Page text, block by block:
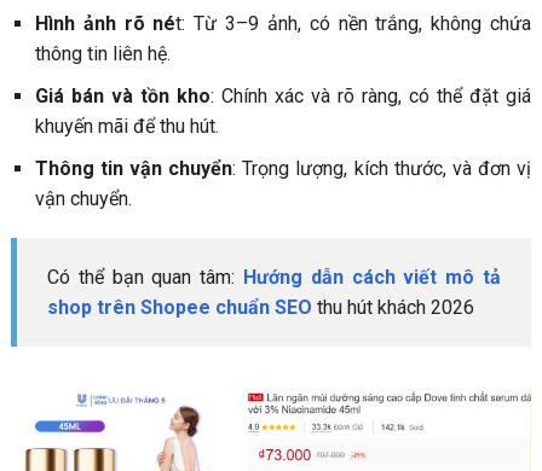
Hình ảnh rõ nét: Từ 3–9 ảnh, có nền trắng, không chứa
thông tin liên hệ.
Giá bán và tồn kho: Chính xác và rõ ràng, có thể đặt giá
khuyến mãi để thu hút.
Thông tin vận chuyển: Trọng lượng, kích thước, và đơn vị
vận chuyển.
Có thể bạn quan tâm: Hướng dẫn cách viết mô tả
shop trên Shopee chuẩn SEO thu hút khách 2026